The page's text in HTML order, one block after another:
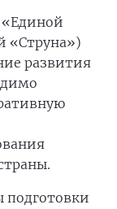
«Единой
«Струна»)
развития
подготовки